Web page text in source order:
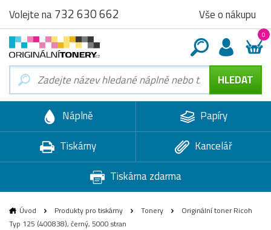
Volejte na732 630 662 Vše o nákupu
0
Náplně
Papíry
Tiskárny
Kancelář
Tiskárna zdarma
Úvod Produkty pro tiskárny Tonery
Originální toner Ricoh
Typ 125 (400838), černý, 5000 stran